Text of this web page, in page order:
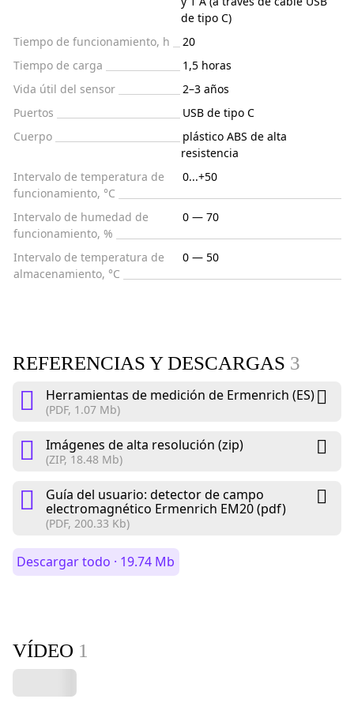
de tipo C)
Tiempo de funcionamiento, h
20
Tiempo de carga
1,5 horas
Vida útil del sensor
2–3 años
Puertos
USB de tipo C
Cuerpo
plástico ABS de alta
resistencia
Intervalo de temperatura de
funcionamiento, °C
0...+50
Intervalo de humedad de
funcionamiento, %
0 — 70
Intervalo de temperatura de
almacenamiento, °C
0 — 50
REFERENCIAS Y DESCARGAS 3
Herramientas de medición de Ermenrich (ES)
(PDF, 1.07 Mb)
Imágenes de alta resolución (zip)
(ZIP, 18.48 Mb)
Guía del usuario: detector de campo
electromagnético Ermenrich EM20 (pdf)
(PDF, 200.33 Kb)
Descargar todo · 19.74 Mb
VÍDEO 1